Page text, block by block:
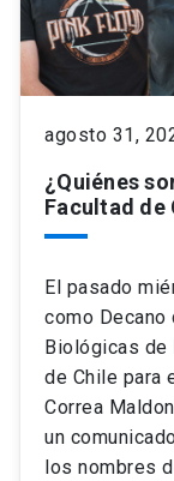
agosto 31,
¿Quiénes
Facultad de
El pasado
como Decano
Biológicas de
de Chile para
Correa
un
los nombres